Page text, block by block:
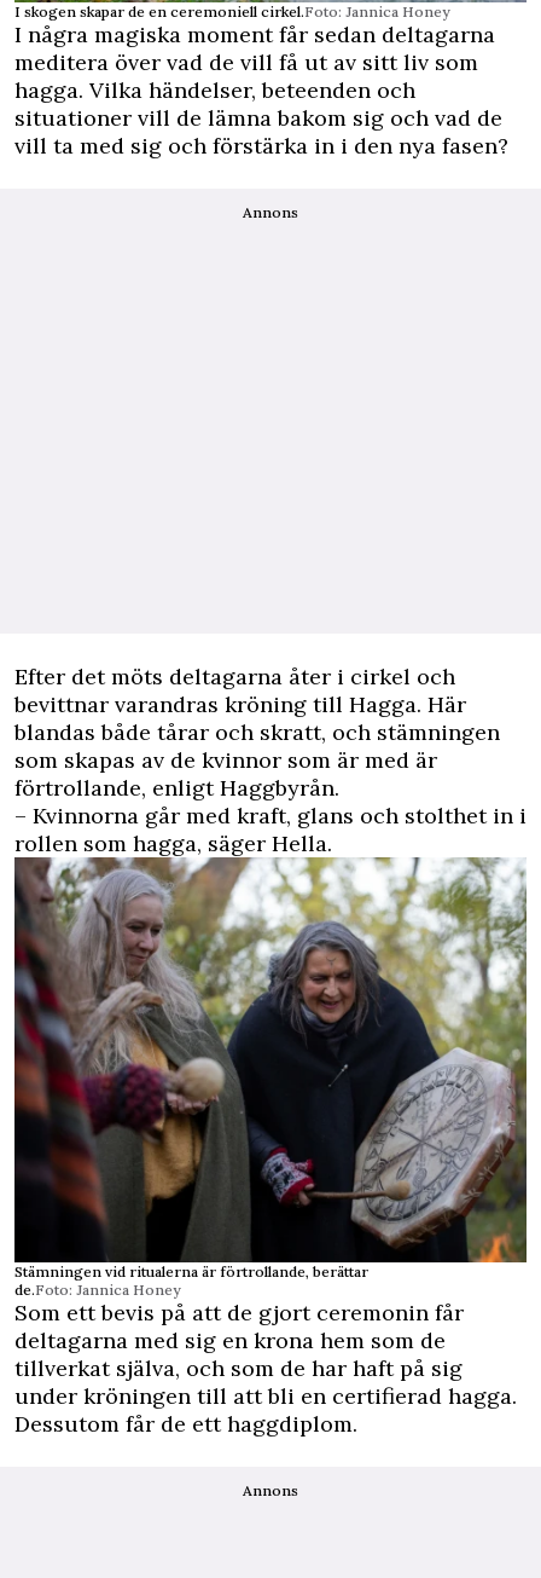
I skogen skapar de en ceremoniell cirkel.Foto: Jannica Honey
I några magiska moment får sedan deltagarna
meditera över vad de vill få ut av sitt liv som
hagga. Vilka händelser, beteenden och
situationer vill de lämna bakom sig och vad de
vill ta med sig och förstärka in i den nya fasen?
Annons
Efter det möts deltagarna åter i cirkel och
bevittnar varandras kröning till Hagga. Här
blandas både tårar och skratt, och stämningen
som skapas av de kvinnor som är med är
förtrollande, enligt Haggbyrån.
– Kvinnorna går med kraft, glans och stolthet in i
rollen som hagga, säger Hella.
Stämningen vid ritualerna är förtrollande, berättar
de.Foto: Jannica Honey
Som ett bevis på att de gjort ceremonin får
deltagarna med sig en krona hem som de
tillverkat själva, och som de har haft på sig
under kröningen till att bli en certifierad hagga.
Dessutom får de ett haggdiplom.
Annons